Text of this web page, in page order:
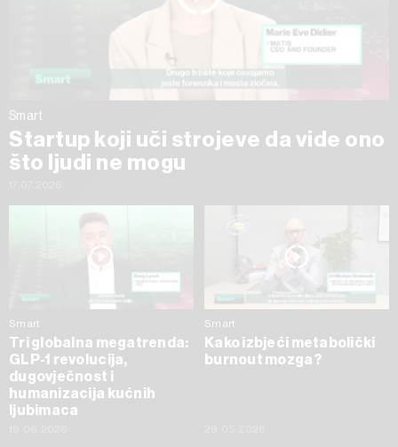
Smart
Startup koji uči strojeve da vide ono
što ljudi ne mogu
Smart
Tri globalna megatrenda:
GLP-1 revolucija,
dugovječnost i
humanizacija kućnih
ljubimaca
Smart
Kako izbjeći metabolički
burnout mozga?